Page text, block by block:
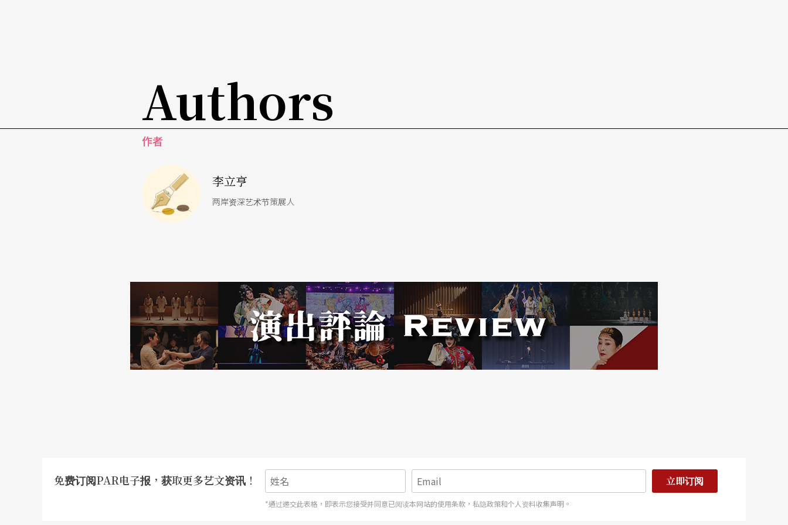
近的来看台湾剧坛的演出，若要说台湾剧坛有哪些作品会被一再搬演，我们不得不承认，将时事
或社会议题置入行销于创作的作品，已经很少会再被搬上舞台了。最常被重新搬演的台湾剧场名
作，是金士杰为「兰陵剧坊」编作的《荷珠新配》。这个作品改编自京剧里的《荷珠配》，时代
背景则被改成一九八○年，首演时的台北。
以传统为基础去创新，一直是剧场创作的王道所在。商业剧场是如此，前卫剧场或艺术性剧场亦
团vs.形成粉丝支持的小团或强调行销的作品，似乎是剧团票房是否成功的二个参考座标。
百老汇音乐剧《狮子王》，在小巨蛋那么不适当的场地演出，最后还是依靠大量曝光的电视广
告，拯救了整体票房。加拿大「太阳剧团」明年首次来台演出，一个月的票房在演出前半年就在
二周内售尽…，固然，这是名牌剧团或名作造成的票房磁吸效应，但是，它们的本质都是好作品
编工程的问题所在。
提出「M型社会」理论的日本趋势专家大前研一指出，面对「M型化社会」的困境，人们可以有
Authors
作者
李立亨
两岸资深艺术节策展人
免费订阅PAR电子报，获取更多艺文资讯！ 立即订阅
*通过递交此表格，即表示您接受并同意已阅读本网站的使用条款，私隐政策和个人资料收集声明。